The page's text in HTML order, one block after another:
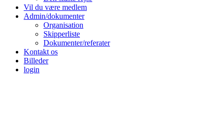
Vil du være medlem
Admin/dokumenter
Organisation
Skipperliste
Dokumenter/referater
Kontakt os
Billeder
login